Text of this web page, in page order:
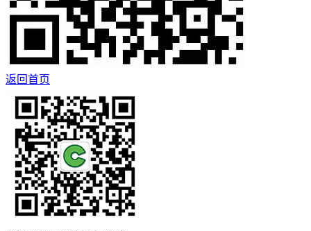
返回首页